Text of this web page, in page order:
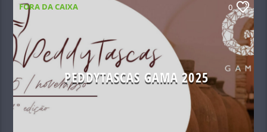
FORA DA CAIXA 0
PEDDYTASCAS GAMA 2025